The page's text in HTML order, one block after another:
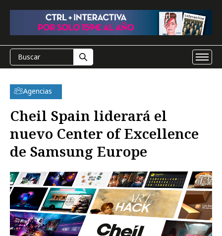
Agencias
Cheil Spain liderará el
nuevo Center of Excellence
de Samsung Europe